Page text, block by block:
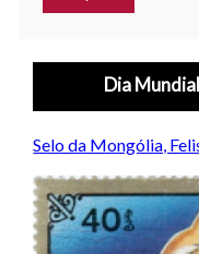
Dia
Selo da Mongólia,